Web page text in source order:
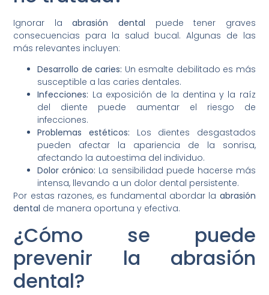
Ignorar laabrasión dental puede tener graves
consecuencias para la salud bucal. Algunas de las
más relevantes incluyen:
Desarrollo de caries: Un esmalte debilitado es más
susceptible a las caries dentales.
Infecciones: La exposición de la dentina y la raíz
del diente puede aumentar el riesgo de
infecciones.
Problemas estéticos: Los dientes desgastados
pueden afectar la apariencia de la sonrisa,
afectando la autoestima del individuo.
Dolor crónico: La sensibilidad puede hacerse más
intensa, llevando a un dolor dental persistente.
Por estas razones, es fundamental abordar la abrasión
dental de manera oportuna y efectiva.
¿Cómo se puede
prevenir la abrasión
dental?